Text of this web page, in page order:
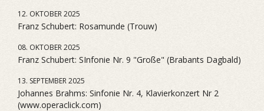
12. OKTOBER 2025
Franz Schubert: Rosamunde (Trouw)
08. OKTOBER 2025
Franz Schubert: SInfonie Nr. 9 "Große" (Brabants Dagbald)
13. SEPTEMBER 2025
Johannes Brahms: Sinfonie Nr. 4, Klavierkonzert Nr 2
(www.operaclick.com)